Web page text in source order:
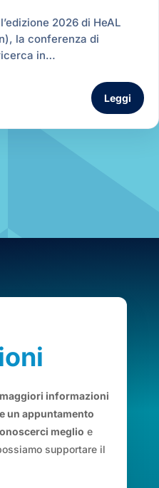
2026 di HeAL
la conferenza di
in…
Leggi
informazioni
un appuntamento
meglio e
supportare il